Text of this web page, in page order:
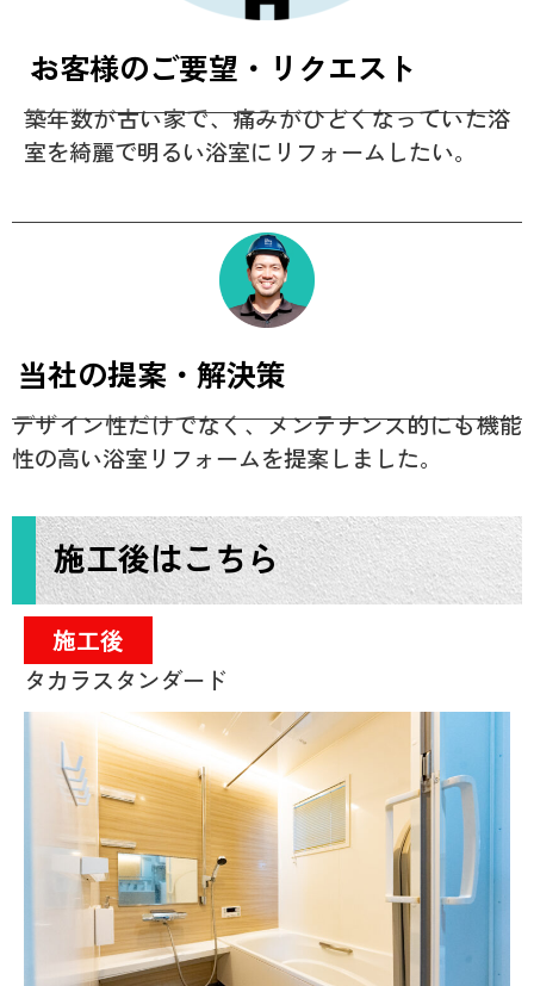
お客様のご要望・リクエスト
築年数が古い家で、痛みがひどくなっていた浴
室を綺麗で明るい浴室にリフォームしたい。
当社の提案・解決策
デザイン性だけでなく、メンテナンス的にも機能
性の高い浴室リフォームを提案しました。
施工後はこちら
施工後
タカラスタンダード